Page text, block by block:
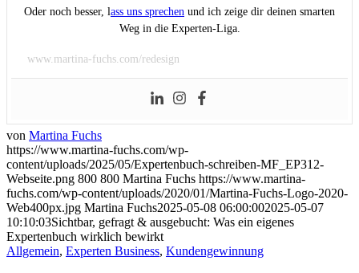
Oder noch besser, lass uns sprechen und ich zeige dir deinen smarten
Weg in die Experten-Liga.
www.martina-fuchs.com/redesign
von Martina Fuchs
https://www.martina-fuchs.com/wp-
content/uploads/2025/05/Expertenbuch-schreiben-MF_EP312-
Webseite.png 800 800 Martina Fuchs https://www.martina-
fuchs.com/wp-content/uploads/2020/01/Martina-Fuchs-Logo-2020-
Web400px.jpg Martina Fuchs2025-05-08 06:00:002025-05-07
10:10:03Sichtbar, gefragt & ausgebucht: Was ein eigenes
Expertenbuch wirklich bewirkt
Allgemein, Experten Business, Kundengewinnung